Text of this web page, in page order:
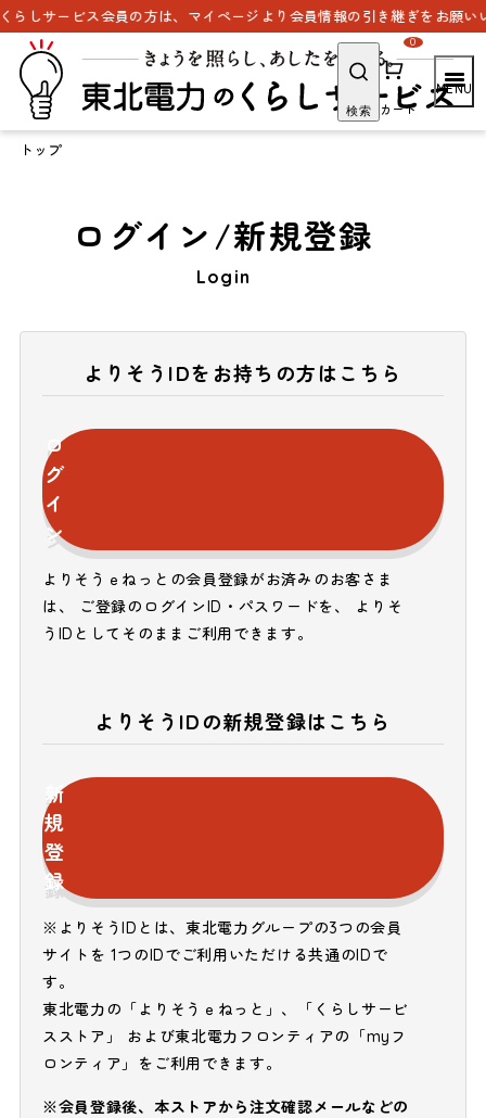
しサービス会員の方は、マイページより会員情報の引き継ぎをお願いい
検索 カート
0
トップ
ログイン/新規登録
Login
よりそうIDをお持ちの方はこちら
ロ
グ
イ
ン
よりそうｅねっとの会員登録がお済みのお客さま
は、 ご登録のログインID・パスワードを、 よりそ
うIDとしてそのままご利用できます。
よりそうIDの新規登録はこちら
新
規
登
録
※よりそうIDとは、東北電力グループの3つの会員
サイトを 1つのIDでご利用いただける共通のIDで
す。
東北電力の「よりそうｅねっと」、「くらしサービ
スストア」 および東北電力フロンティアの「myフ
ロンティア」をご利用できます。
※会員登録後、本ストアから注文確認メールなどの